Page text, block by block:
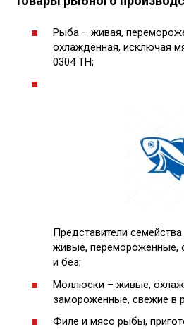
Рыба – живая,
охлаждённая, исключая
0304 ТН;
Представители
живые, перемороженные,
и без;
Моллюски – живые,
замороженные, свежие в
Филе и мясо рыбы,